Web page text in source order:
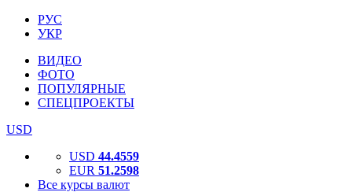
РУС
УКР
ВИДЕО
ФОТО
ПОПУЛЯРНЫЕ
СПЕЦПРОЕКТЫ
USD
USD 44.4559
EUR 51.2598
Все курсы валют